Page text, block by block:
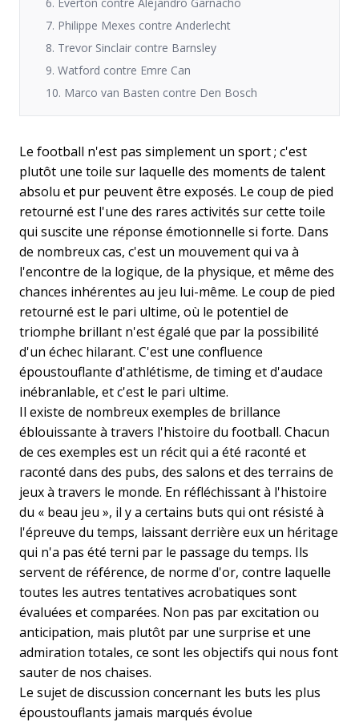
7. Philippe Mexes contre Anderlecht
8. Trevor Sinclair contre Barnsley
9. Watford contre Emre Can
10. Marco van Basten contre Den Bosch
Le football n'est pas simplement un sport ; c'est
plutôt une toile sur laquelle des moments de talent
absolu et pur peuvent être exposés. Le coup de pied
retourné est l'une des rares activités sur cette toile
qui suscite une réponse émotionnelle si forte. Dans
de nombreux cas, c'est un mouvement qui va à
l'encontre de la logique, de la physique, et même des
chances inhérentes au jeu lui-même. Le coup de pied
retourné est le pari ultime, où le potentiel de
triomphe brillant n'est égalé que par la possibilité
d'un échec hilarant. C'est une confluence
époustouflante d'athlétisme, de timing et d'audace
inébranlable, et c'est le pari ultime.
Il existe de nombreux exemples de brillance
éblouissante à travers l'histoire du football. Chacun
de ces exemples est un récit qui a été raconté et
raconté dans des pubs, des salons et des terrains de
jeux à travers le monde. En réfléchissant à l'histoire
du « beau jeu », il y a certains buts qui ont résisté à
l'épreuve du temps, laissant derrière eux un héritage
qui n'a pas été terni par le passage du temps. Ils
servent de référence, de norme d'or, contre laquelle
toutes les autres tentatives acrobatiques sont
évaluées et comparées. Non pas par excitation ou
anticipation, mais plutôt par une surprise et une
admiration totales, ce sont les objectifs qui nous font
sauter de nos chaises.
Le sujet de discussion concernant les buts les plus
époustouflants jamais marqués évolue